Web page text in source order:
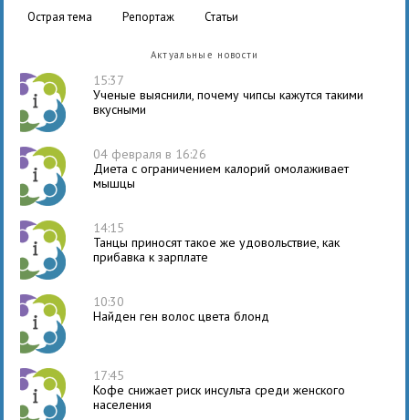
острая тема
репортаж статьи
Актуальные новости
15:37
Ученые выяснили, почему чипсы кажутся такими
вкусными
04 февраля в 16:26
Диета с ограничением калорий омолаживает
мышцы
14:15
Танцы приносят такое же удовольствие, как
прибавка к зарплате
10:30
Найден ген волос цвета блонд
17:45
Кофе снижает риск инсульта среди женского
населения